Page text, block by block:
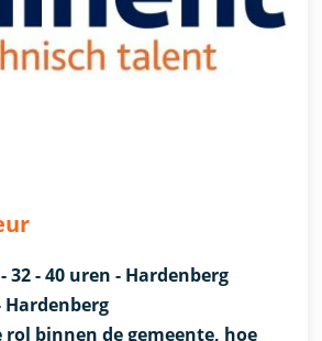
- 40 uren - Hardenberg
Hardenberg
rol binnen de gemeente, hoe